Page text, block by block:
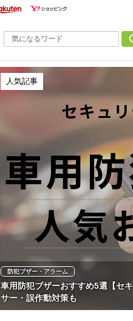
防犯ブザー・アラーム
車用防犯ブザーおすすめ5選【セ
サー・誤作動対策も
人気記事